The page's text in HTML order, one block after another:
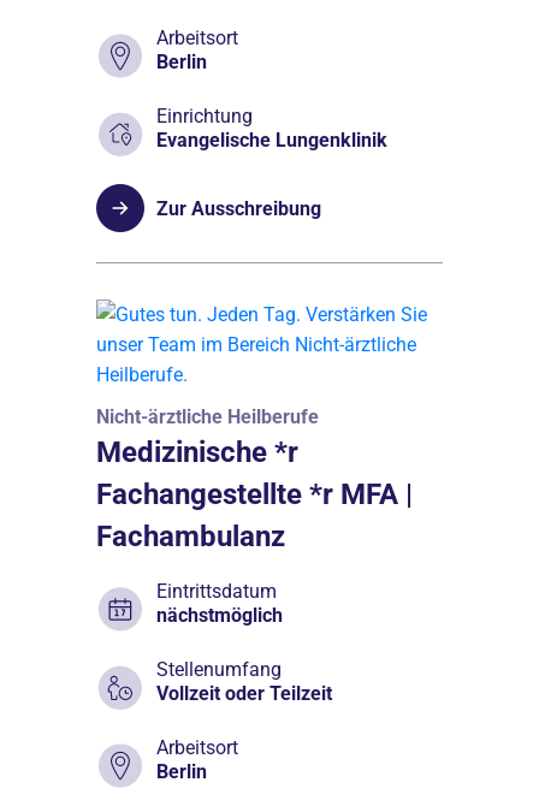
Arbeitsort
Berlin
Einrichtung
Evangelische Lungenklinik
Zur Ausschreibung
Nicht-ärztliche Heilberufe
Medizinische *r
Fachangestellte *r MFA |
Fachambulanz
Eintrittsdatum
nächstmöglich
Stellenumfang
Vollzeit oder Teilzeit
Arbeitsort
Berlin